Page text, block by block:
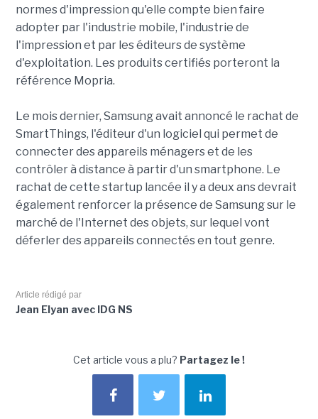
normes d'impression qu'elle compte bien faire
adopter par l'industrie mobile, l'industrie de
l'impression et par les éditeurs de système
d'exploitation. Les produits certifiés porteront la
référence Mopria.
Le mois dernier, Samsung avait annoncé le rachat de
SmartThings, l'éditeur d'un logiciel qui permet de
connecter des appareils ménagers et de les
contrôler à distance à partir d'un smartphone. Le
rachat de cette startup lancée il y a deux ans devrait
également renforcer la présence de Samsung sur le
marché de l'Internet des objets, sur lequel vont
déferler des appareils connectés en tout genre.
Article rédigé par
Jean Elyan avec IDG NS
Cet article vous a plu? Partagez le !